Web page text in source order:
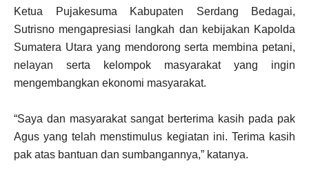
Ketua Pujakesuma Kabupaten Serdang Bedagai,
Sutrisno mengapresiasi langkah dan kebijakan Kapolda
Sumatera Utara yang mendorong serta membina petani,
nelayan serta kelompok masyarakat yang ingin
mengembangkan ekonomi masyarakat.
“Saya dan masyarakat sangat berterima kasih pada pak
Agus yang telah menstimulus kegiatan ini. Terima kasih
pak atas bantuan dan sumbangannya,” katanya.